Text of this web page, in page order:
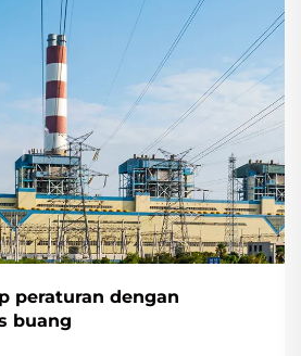
peraturan dengan
buang